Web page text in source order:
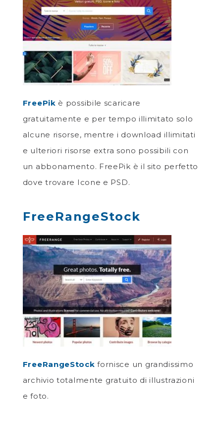
FreePik è possibile scaricare
gratuitamente e per tempo illimitato solo
alcune risorse, mentre i download illimitati
e ulteriori risorse extra sono possibili con
un abbonamento. FreePik è il sito perfetto
dove trovare Icone e PSD.
FreeRangeStock
FreeRangeStock fornisce un grandissimo
archivio totalmente gratuito di illustrazioni
e foto.